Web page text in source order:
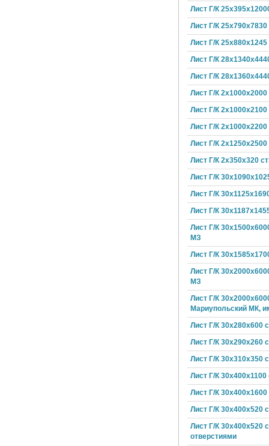
Лист Г/К
Лист Г/К 25х790х7830
Лист Г/К 25х880х1245
Лист Г/К
Лист Г/К
Лист Г/К
Лист Г/К
Лист Г/К
Лист Г/К
Лист Г/К 2х350х320
Лист Г/К
Лист Г/К
Лист Г/К
Лист Г/К
МЗ
Лист Г/К
Лист Г/К
МЗ
Лист Г/К
Мариупольский МК,
Лист Г/К 30х280х600
Лист Г/К 30х290х260
Лист Г/К 30х310х350
Лист Г/К 30х400х1100
Лист Г/К 30х400х1600
Лист Г/К 30х400х520
Лист Г/К 30х400х520
отверстиями